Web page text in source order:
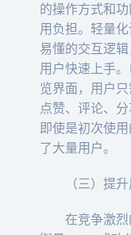
的操作方式和
用负担。轻量
易懂的交互逻
用户快速上手
览界面，用户
点赞、评论、
即使是初次使
了大量用户。
（三）提
在竞争激